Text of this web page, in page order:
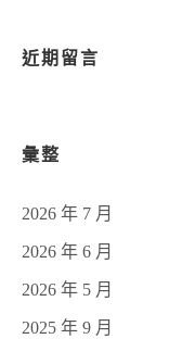
近期留言
彙整
2026 年 7 月
2026 年 6 月
2026 年 5 月
2025 年 9 月